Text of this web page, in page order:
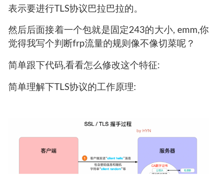
表示要进行TLS协议巴拉巴拉的。
然后后面接着一个包就是固定243的大小, emm,你
觉得我写个判断frp流量的规则像不像切菜呢？
简单跟下代码,看看怎么修改这个特征:
简单理解下TLS协议的工作原理: